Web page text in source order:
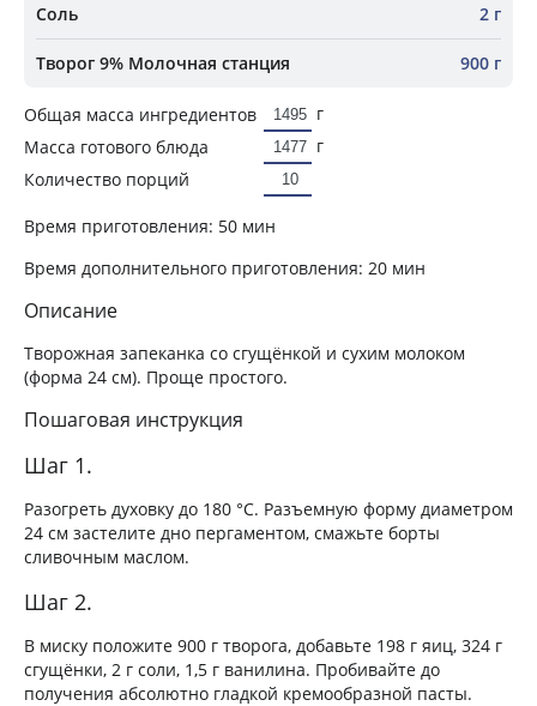
Соль 2 г
Творог 9% Молочная станция 900 г
Общая масса ингредиентов
г
Масса готового блюда
г
Количество порций
Время приготовления: 50 мин
Время дополнительного приготовления: 20 мин
Описание
Творожная запеканка со сгущёнкой и сухим молоком
(форма 24 см). Проще простого.
Пошаговая инструкция
Шаг 1.
Разогреть духовку до 180 °C. Разъемную форму диаметром
24 см застелите дно пергаментом, смажьте борты
сливочным маслом.
Шаг 2.
В миску положите 900 г творога, добавьте 198 г яиц, 324 г
сгущёнки, 2 г соли, 1,5 г ванилина. Пробивайте до
получения абсолютно гладкой кремообразной пасты.